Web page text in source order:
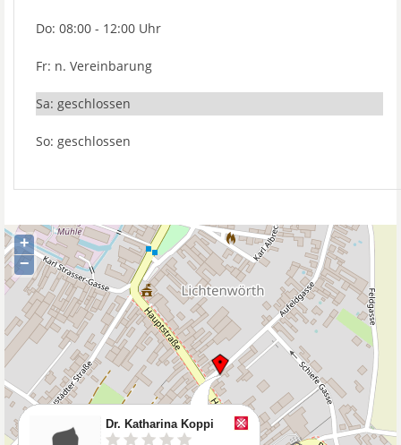
Do: 08:00 - 12:00 Uhr
Fr: n. Vereinbarung
Sa: geschlossen
So: geschlossen